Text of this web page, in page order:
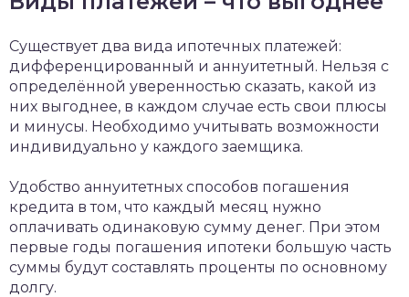
Существует два вида ипотечных платежей:
дифференцированный и аннуитетный. Нельзя с
определённой уверенностью сказать, какой из
них выгоднее, в каждом случае есть свои плюсы
и минусы. Необходимо учитывать возможности
индивидуально у каждого заемщика.
Удобство аннуитетных способов погашения
кредита в том, что каждый месяц нужно
оплачивать одинаковую сумму денег. При этом
первые годы погашения ипотеки большую часть
суммы будут составлять проценты по основному
долгу.